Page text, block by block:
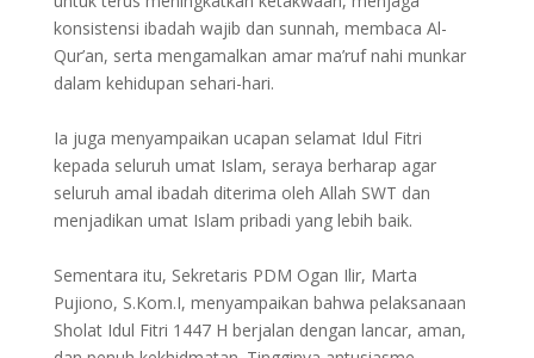
konsistensi ibadah wajib dan sunnah, membaca Al-
Qur’an, serta mengamalkan amar ma’ruf nahi munkar
dalam kehidupan sehari-hari.
Ia juga menyampaikan ucapan selamat Idul Fitri
kepada seluruh umat Islam, seraya berharap agar
seluruh amal ibadah diterima oleh Allah SWT dan
menjadikan umat Islam pribadi yang lebih baik.
Sementara itu, Sekretaris PDM Ogan Ilir, Marta
Pujiono, S.Kom.I, menyampaikan bahwa pelaksanaan
Sholat Idul Fitri 1447 H berjalan dengan lancar, aman,